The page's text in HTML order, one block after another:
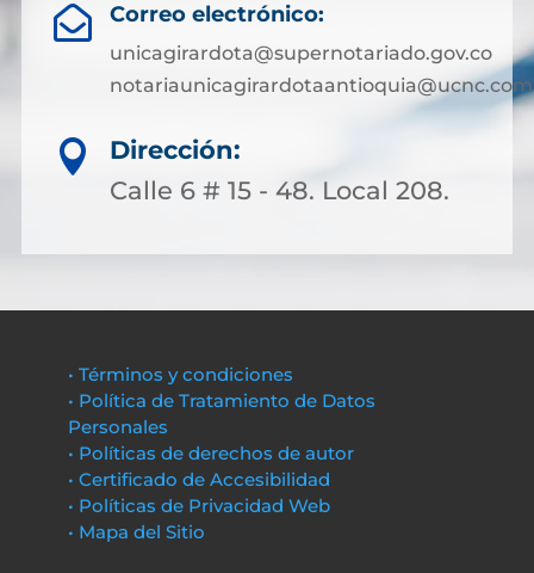
 Correo electrónico:
unicagirardota@supernotariado.gov.co

Dirección:
Calle 6 # 15 - 48. Local 208.
• Términos y condiciones
• Política de Tratamiento de Datos
Personales
• Políticas de derechos de autor
• Certificado de Accesibilidad
• Políticas de Privacidad Web
• Mapa del Sitio